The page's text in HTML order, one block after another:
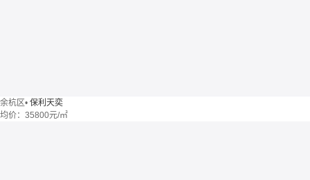
余杭区• 保利天奕
均价： 35800元/㎡